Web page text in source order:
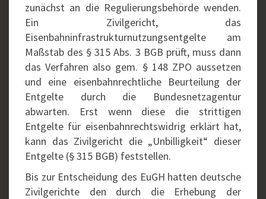
zunächst an die Regulierungsbehörde wenden.
Ein Zivilgericht, das
Eisenbahninfrastrukturnutzungsentgelte am
Maßstab des § 315 Abs. 3 BGB prüft, muss dann
das Verfahren also gem. § 148 ZPO aussetzen
und eine eisenbahnrechtliche Beurteilung der
Entgelte durch die Bundesnetzagentur
abwarten. Erst wenn diese die strittigen
Entgelte für eisenbahnrechtswidrig erklärt hat,
kann das Zivilgericht die „Unbilligkeit“ dieser
Entgelte (§ 315 BGB) feststellen.
Bis zur Entscheidung des EuGH hatten deutsche
Zivilgerichte den durch die Erhebung der